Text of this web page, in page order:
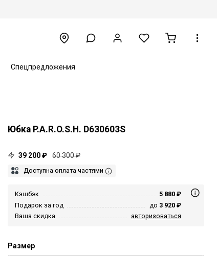
Спецпредложения
Юбка P.A.R.O.S.H. D630603S
39 200 ₽ 60 300 ₽
Доступна оплата частями
Кэшбэк
5 880 ₽
Подарок за год
до 3 920 ₽
Ваша скидка
авторизоваться
Размер